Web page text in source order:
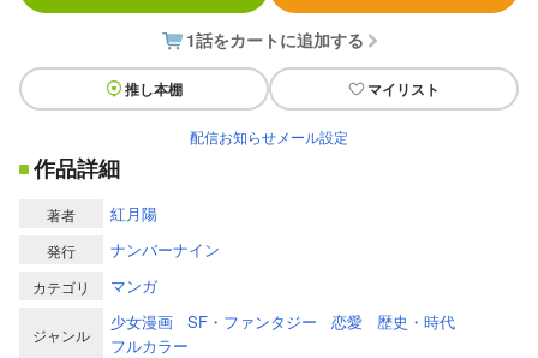
1話をカートに追加する
推し本棚 マイリスト
配信お知らせメール設定
作品詳細
著者 紅月陽
発行 ナンバーナイン
カテゴリ マンガ
ジャンル
少女漫画 SF・ファンタジー 恋愛
歴史・時代
フルカラー